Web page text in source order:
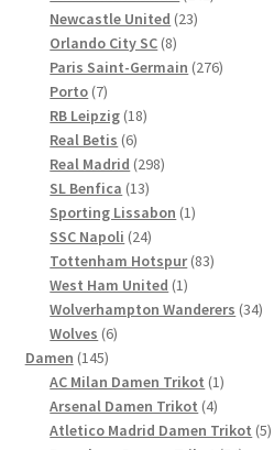
Newcastle United 2323
Orlando City SC 88
Produkte
Paris Saint-Germain 276276
Porto 77
Produkte
RB Leipzig 1818
Real Betis 66
Produkte
Real Madrid 298298
SL Benfica 1313
Produkte
Sporting Lissabon 11
SSC Napoli 2424
Produkte
Tottenham Hotspur 8383
West Ham United 11
Produkt
Wolverhampton Wanderers 3434
Wolves 66
Damen 145145
Produkte
AC Milan Damen Trikot 11
Arsenal Damen Trikot 44
Produkte
Atletico Madrid Damen Trikot 55